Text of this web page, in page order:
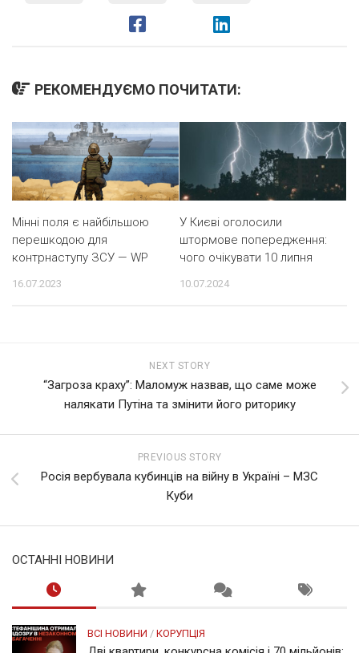
РЕКОМЕНДУЄМО ПОЧИТАТИ:
Мінні поля є найбільшою
перешкодою для
контрнаступу ЗСУ — WP
16.07.2023
У Києві оголосили
штормове попередження:
чого очікувати 10 липня
10.07.2024
NEXT STORY
“Загроза краху”: Маломуж назвав, що саме може
налякати Путіна та змінити його риторику
PREVIOUS STORY
Росія вербувала кубинців на війну в Україні – МЗС
Куби
ОСТАННІ НОВИНИ
ВСІ НОВИНИ / КОРУПЦІЯ